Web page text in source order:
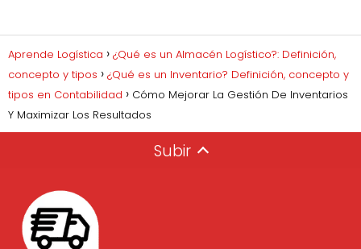
Aprende Logística
¿Qué es un Almacén Logístico?: Definición,
concepto y tipos
¿Qué es un Inventario? Definición, concepto y
tipos en Contabilidad
Cómo Mejorar La Gestión De Inventarios
Y Maximizar Los Resultados
Subir